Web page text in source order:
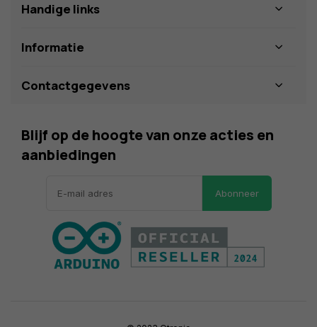
Handige links
Informatie
Contactgegevens
Blijf op de hoogte van onze acties en
aanbiedingen
Abonneer